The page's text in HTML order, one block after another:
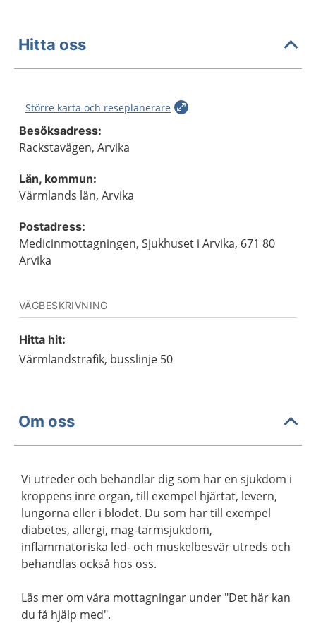
Hitta oss
Större karta och reseplanerare
Besöksadress:
Rackstavägen, Arvika
Län, kommun:
Värmlands län, Arvika
Postadress:
Medicinmottagningen, Sjukhuset i Arvika, 671 80
Arvika
VÄGBESKRIVNING
Hitta hit:
Värmlandstrafik, busslinje 50
Om oss
Vi utreder och behandlar dig som har en sjukdom i
kroppens inre organ, till exempel hjärtat, levern,
lungorna eller i blodet. Du som har till exempel
diabetes, allergi, mag-tarmsjukdom,
inflammatoriska led- och muskelbesvär utreds och
behandlas också hos oss.
Läs mer om våra mottagningar under "Det här kan
du få hjälp med".